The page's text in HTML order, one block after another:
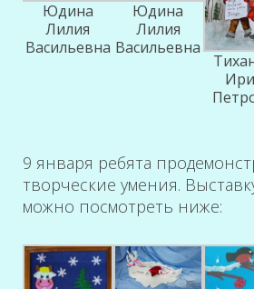
Юдина
Лилия
Васильевна
Юдина
Лилия
Васильевна
9 января ребята
творческие умения.
можно посмотреть ниже: